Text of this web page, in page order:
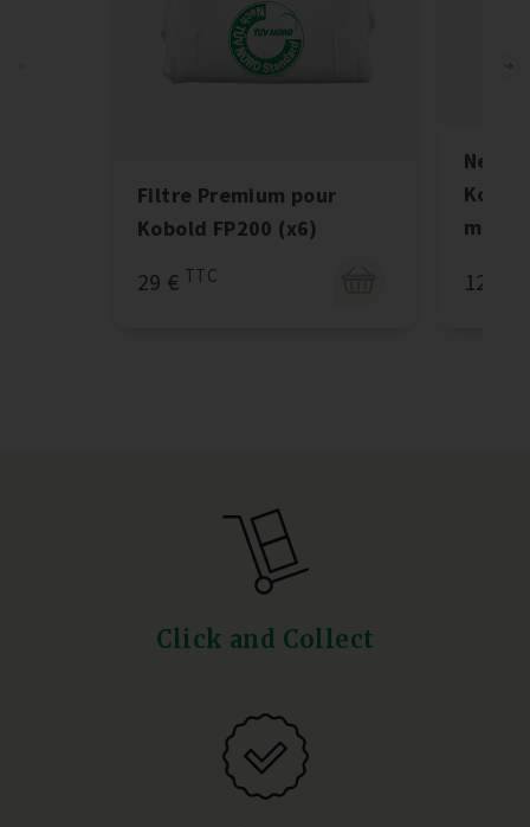
Filtre Premium pour
Kobold FP200 (x6)
29 € TTC
ml)
12 €
Click and Collect